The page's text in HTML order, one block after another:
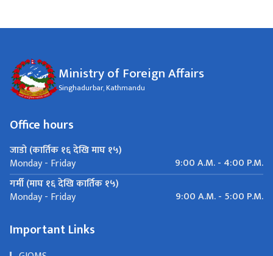
Ministry of Foreign Affairs
Singhadurbar, Kathmandu
Office hours
जाडो (कार्तिक १६ देखि माघ १५)
Monday - Friday
9:00 A.M. - 4:00 P.M.
गर्मी (माघ १६ देखि कार्तिक १५)
Monday - Friday 9:00 A.M. - 5:00 P.M.
Important Links